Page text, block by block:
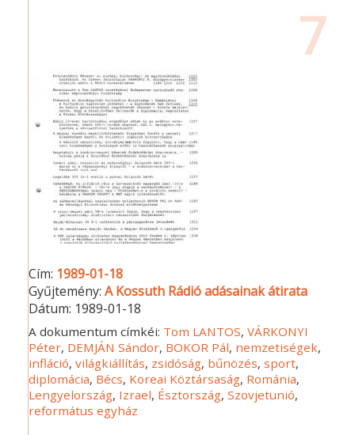
7
Cím: 1989-01-18
Gyűjtemény:A Kossuth Rádió adásainak átirata
Dátum: 1989-01-18
A dokumentum címkéi: Tom LANTOS,VÁRKONYI
Péter, DEMJÁN Sándor, BOKOR Pál, nemzetiségek,
infláció,világkiállítás, zsidóság, bűnözés,sport,
diplomácia, Bécs, Koreai Köztársaság, Románia,
Lengyelország, Izrael, Észtország,Szovjetunió,
református egyház